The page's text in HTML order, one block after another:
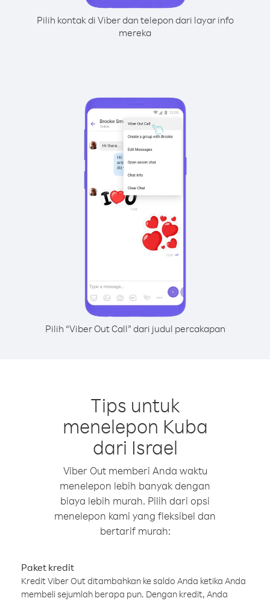
Pilih kontak di Viber dan telepon dari layar info
mereka
Pilih “Viber Out Call” dari judul percakapan
Tips untuk
menelepon Kuba
dari Israel
Viber Out memberi Anda waktu
menelepon lebih banyak dengan
biaya lebih murah. Pilih dari opsi
menelepon kami yang fleksibel dan
bertarif murah:
Paket kredit
Kredit Viber Out ditambahkan ke saldo Anda ketika Anda
membeli sejumlah berapa pun. Dengan kredit, Anda